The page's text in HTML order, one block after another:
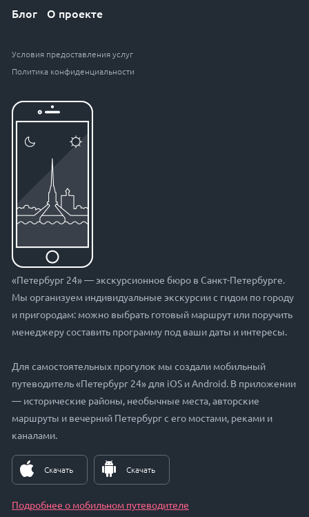
Блог О проекте
Условия предоставления услуг
Политика конфиденциальности
«Петербург 24» — экскурсионное бюро в Санкт-Петербурге.
Мы организуем индивидуальные экскурсии с гидом по городу
и пригородам: можно выбрать готовый маршрут или поручить
менеджеру составить программу под ваши даты и интересы.
Для самостоятельных прогулок мы создали мобильный
путеводитель «Петербург 24» для iOS и Android. В приложении
— исторические районы, необычные места, авторские
маршруты и вечерний Петербург с его мостами, реками и
каналами.
Скачать Скачать
Подробнее о мобильном путеводителе